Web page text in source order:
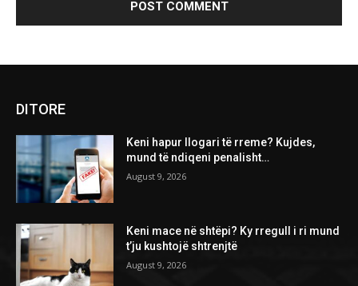
DITORE
Keni hapur llogari të rreme? Kujdes,
mund të ndiqeni penalisht…
August 9, 2026
Keni mace në shtëpi? Ky rregull i ri mund
t’ju kushtojë shtrenjtë
August 9, 2026